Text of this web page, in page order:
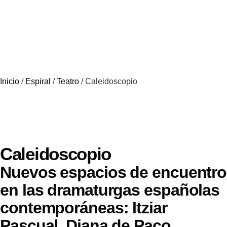
Inicio / Espiral /Teatro / Caleidoscopio
Caleidoscopio
Nuevos espacios de encuentro
en las dramaturgas españolas
contemporáneas: Itziar